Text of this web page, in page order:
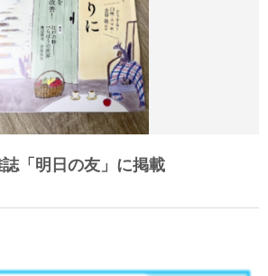
「明日の友」に掲載